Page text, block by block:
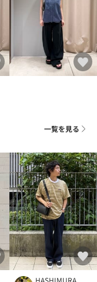
一覧を見る